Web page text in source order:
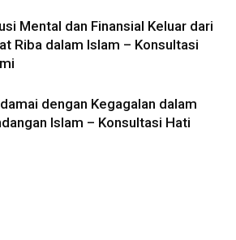
Mental dan Finansial Keluar dari
Riba dalam Islam – Konsultasi
dengan Kegagalan dalam
Islam – Konsultasi Hati